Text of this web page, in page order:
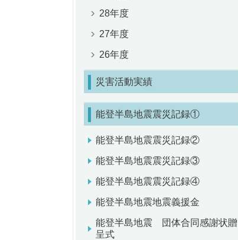
28年度
27年度
26年度
災害活動実績
能登半島地震震災記録①
能登半島地震震災記録②
能登半島地震震災記録③
能登半島地震震災記録④
能登半島地震地震義援金
能登半島地震 団体合同感謝状贈
呈式